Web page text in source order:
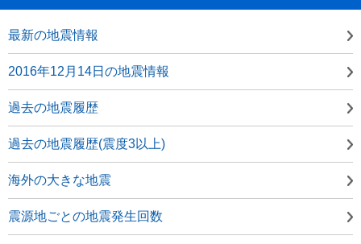
最新の地震情報
2016年12月14日の地震情報
過去の地震履歴
過去の地震履歴(震度3以上)
海外の大きな地震
震源地ごとの地震発生回数